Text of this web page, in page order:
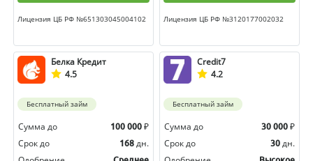
Лицензия ЦБ РФ №651303045004102 Лицензия ЦБ РФ №3120177002032
Белка Кредит
4.5
Бесплатный займ
Сумма до 100 000 ₽
Срок до
168 дн.
Credit7
4.2
Бесплатный займ
Сумма до 30 000 ₽
Срок до
30 дн.